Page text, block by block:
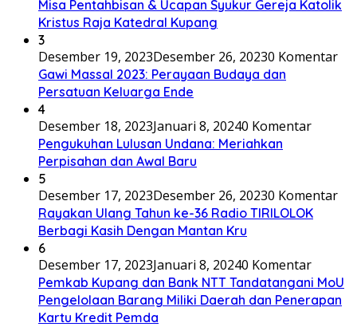
Misa Pentahbisan & Ucapan Syukur Gereja Katolik
Kristus Raja Katedral Kupang
3
Desember 19, 2023Desember 26, 20230 Komentar
Gawi Massal 2023: Perayaan Budaya dan
Persatuan Keluarga Ende
4
Desember 18, 2023Januari 8, 20240 Komentar
Pengukuhan Lulusan Undana: Meriahkan
Perpisahan dan Awal Baru
5
Desember 17, 2023Desember 26, 20230 Komentar
Rayakan Ulang Tahun ke-36 Radio TIRILOLOK
Berbagi Kasih Dengan Mantan Kru
6
Desember 17, 2023Januari 8, 20240 Komentar
Pemkab Kupang dan Bank NTT Tandatangani MoU
Pengelolaan Barang Miliki Daerah dan Penerapan
Kartu Kredit Pemda